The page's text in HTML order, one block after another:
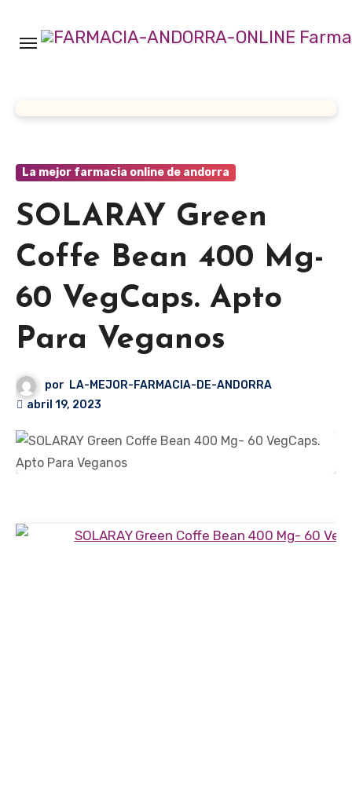
contenido
La mejor farmacia online de andorra
SOLARAY Green
Coffe Bean 400 Mg-
60 VegCaps. Apto
Para Veganos
por LA-MEJOR-FARMACIA-DE-ANDORRA
abril 19, 2023